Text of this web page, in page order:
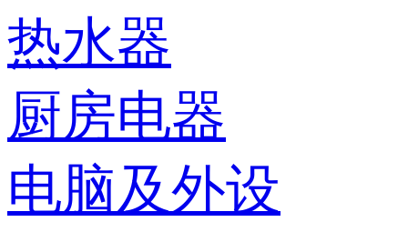
热水器
厨房电器
电脑及外设